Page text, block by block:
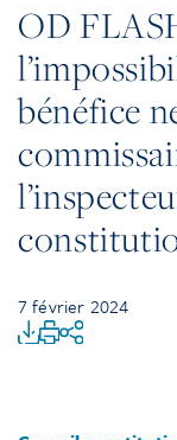
OD
bénéfice
7 février 2024